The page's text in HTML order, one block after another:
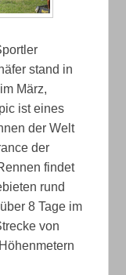
stand in
März,
ist eines
der Welt
der
findet
rund
8 Tage im
von